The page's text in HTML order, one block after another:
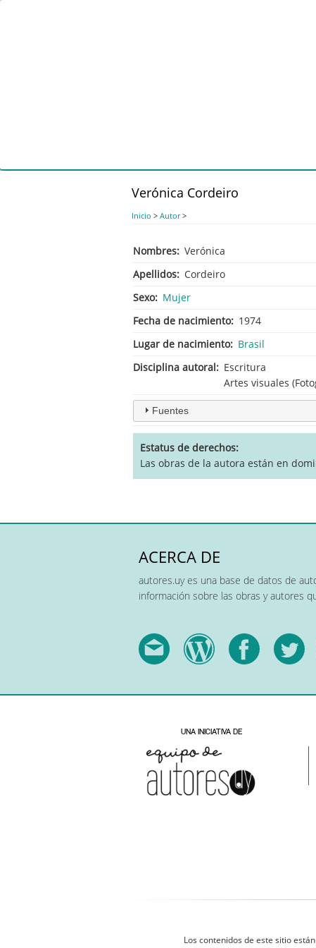
Verónica Cordeiro
Inicio > Autor>
Nombres Verónica
Apellidos
Cordeiro
Sexo
Mujer
Fecha de nacimiento
1974
Lugar de nacimiento
Brasil
Disciplina autoral
Escritura
Artes visuales
Fuentes
Estatus de derechos
Las obras de la autora están en
ACERCA DE
autores.uy es una base de datos de
información sobre las obras y autores
Los contenidos de este sitio